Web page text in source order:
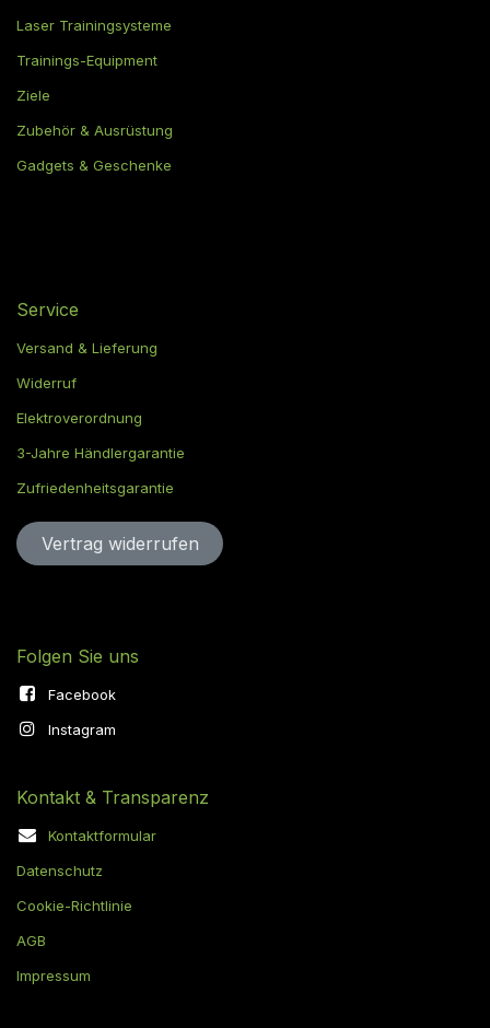
Laser Trainingsysteme
Trainings-Equipment
Ziele
Zubehör & Ausrüstung
Gadgets & Geschenke
Service
Versand & Lieferung
Widerruf
Elektroverordnung
3-Jahre Händlergarantie
Zufriedenheitsgarantie
Vertrag widerru​​​​​​​​​​fen
Folgen Sie uns
Facebook
Instagram
Kontakt & Transparenz
Kontaktformular
Datenschutz
Cookie-Richtlinie
AGB
Impressum